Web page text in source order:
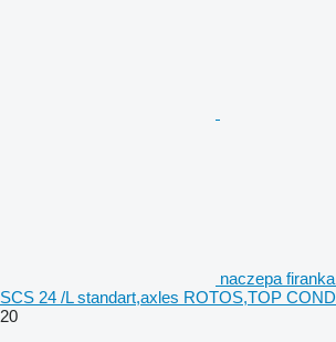
naczepa
SCS 24 /L standart,axles ROTOS,TOP
20